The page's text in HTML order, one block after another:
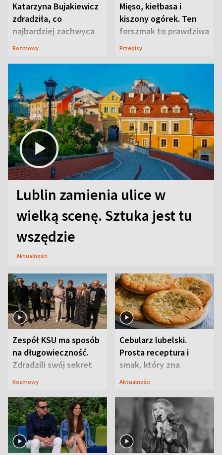
Katarzyna Bujakiewicz
zdradziła, co
najbardziej zachwyca
ją w Lublinie
Rozmowy
Mięso, kiełbasa i
kiszony ogórek. Ten
forszmak to prawdziwa
uczta
Przepisy
Lublin zamienia ulice w
wielką scenę. Sztuka jest tu
wszędzie
Aktualności
Zespół KSU ma sposób
na długowieczność.
Zdradzili swój sekret
Rozmowy
Cebularz lubelski.
Prosta receptura i
smak, który zna
Lubelszczyzna
Aktualności